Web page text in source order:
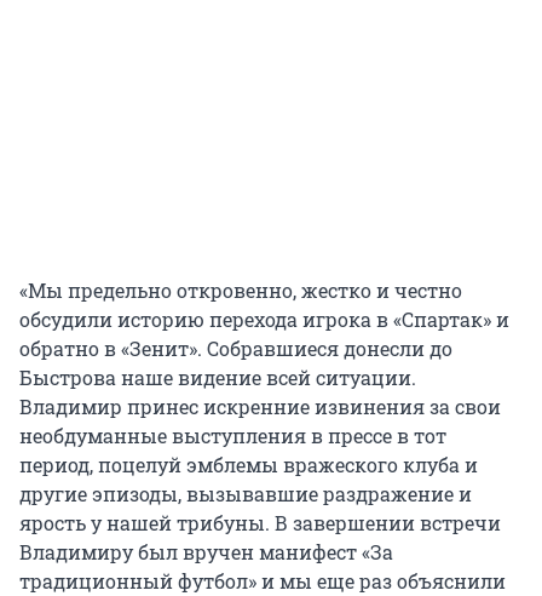
«Мы предельно откровенно, жестко и честно
обсудили историю перехода игрока в «Спартак» и
обратно в «Зенит». Собравшиеся донесли до
Быстрова наше видение всей ситуации.
Владимир принес искренние извинения за свои
необдуманные выступления в прессе в тот
период, поцелуй эмблемы вражеского клуба и
другие эпизоды, вызывавшие раздражение и
ярость у нашей трибуны. В завершении встречи
Владимиру был вручен манифест «За
традиционный футбол» и мы еще раз объяснили